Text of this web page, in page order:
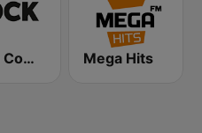
Rádio Comercial Rock Mega Hits